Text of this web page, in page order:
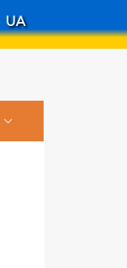
UA